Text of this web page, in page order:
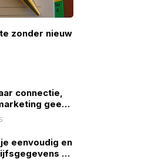
zonder nieuw
connectie,
geen
mag zijn
eenvoudig en
op